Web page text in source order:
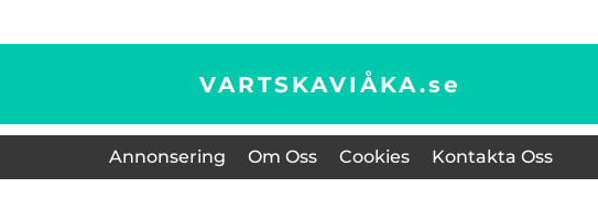
VARTSKAVIÅKA.se
Annonsering Om Oss Cookies Kontakta Oss